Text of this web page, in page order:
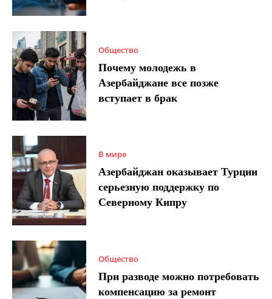
Общество
Почему молодежь в
Азербайджане все позже
вступает в брак
В мире
Азербайджан оказывает Турции
серьезную поддержку по
Северному Кипру
Общество
При разводе можно потребовать
компенсацию за ремонт